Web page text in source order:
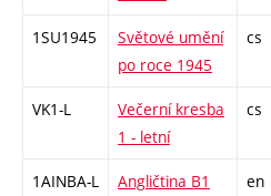
1SU1945
Světové umění
po roce 1945
cs
VK1-L
Večerní kresba
1 - letní
cs
1AINBA-L
Angličtina B1
en